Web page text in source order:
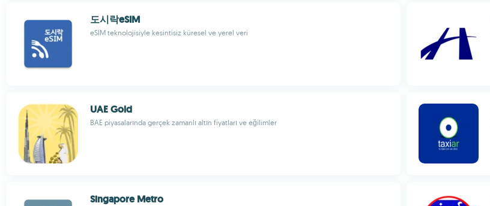
도시락eSIM
eSIM teknolojisiyle kesintisiz küresel ve yerel veri
UAE Gold
BAE piyasalarında gerçek zamanlı altın fiyatları ve eğilimler
Singapore Metro